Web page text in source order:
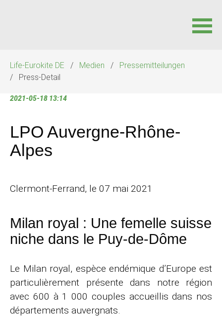
überspringen
Life-Eurokite DE Medien
Pressemitteilungen
Press-Detail
2021-05-18 13:14
LPO Auvergne-Rhône-
Alpes
Clermont-Ferrand, le 07 mai 2021
Milan royal : Une femelle suisse
niche dans le Puy-de-Dôme
Le Milan royal, espèce endémique d’Europe est
particulièrement présente dans notre région
avec 600 à 1 000 couples accueillis dans nos
départements auvergnats.